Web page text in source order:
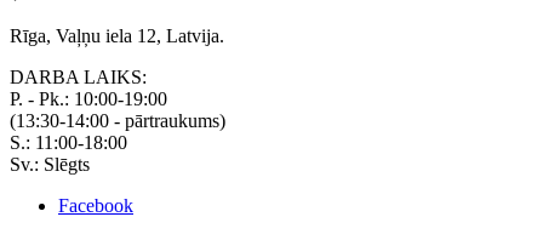
Rīga, Vaļņu iela 12, Latvija.
DARBA LAIKS:
P. - Pk.: 10:00-19:00
(13:30-14:00 - pārtraukums)
S.: 11:00-18:00
Sv.: Slēgts
Facebook